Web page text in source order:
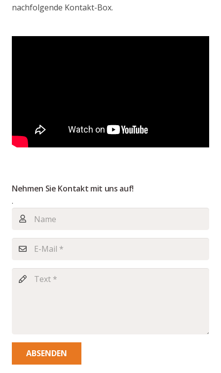
nachfolgende Kontakt-Box.
Nehmen Sie Kontakt mit uns auf!
.
ABSENDEN